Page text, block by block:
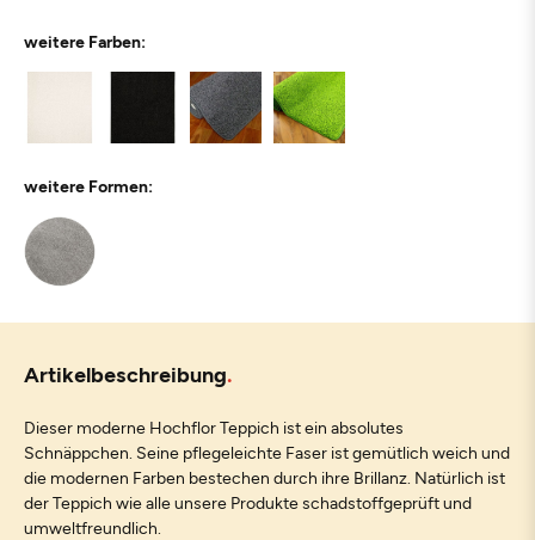
weitere Farben:
weitere Formen:
Artikelbeschreibung
Dieser moderne Hochflor Teppich ist ein absolutes
Schnäppchen. Seine pflegeleichte Faser ist gemütlich weich und
die modernen Farben bestechen durch ihre Brillanz. Natürlich ist
der Teppich wie alle unsere Produkte schadstoffgeprüft und
umweltfreundlich.